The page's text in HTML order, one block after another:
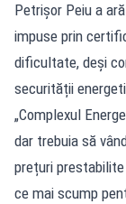
Petrișor Peiu a
impuse prin
dificultate, deși
securității
„Complexul
dar trebuia să
prețuri
ce mai scump